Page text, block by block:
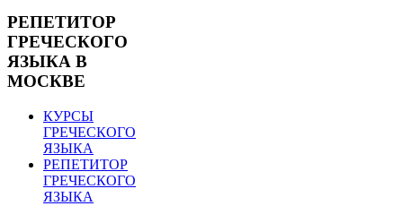
РЕПЕТИТОР
ГРЕЧЕСКОГО
ЯЗЫКА В
МОСКВЕ
КУРСЫ
ГРЕЧЕСКОГО
ЯЗЫКА
РЕПЕТИТОР
ГРЕЧЕСКОГО
ЯЗЫКА